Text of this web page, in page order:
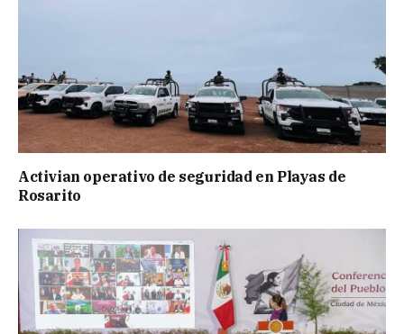
Activian operativo de seguridad en Playas de
Rosarito